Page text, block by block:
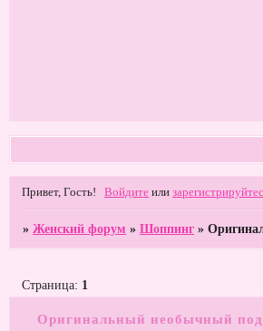
Привет, Гость! Войдите или
»Женский форум »Шоппинг »
Оригинальный необычный
Страница: 1